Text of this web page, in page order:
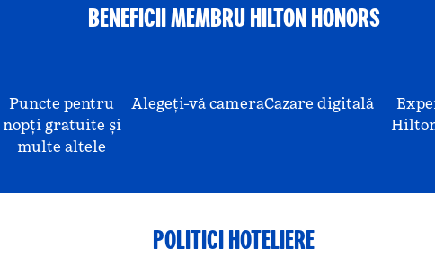
BENEFICII MEMBRU HILTON HONORS
Puncte pentru
nopți gratuite și
multe altele
Alegeți-vă cameraCazare digitală
POLITICI HOTELIERE